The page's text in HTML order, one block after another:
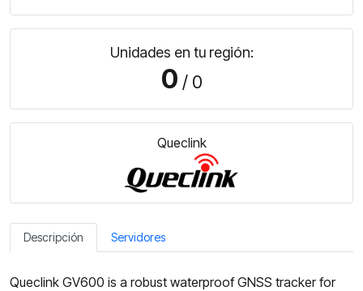
Unidades en tu región:
0 / 0
Queclink
Descripción Servidores
Queclink GV600 is a robust waterproof GNSS tracker for